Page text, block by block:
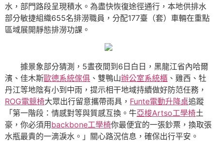
水，部門路段呈現積水。為盡快恢復途徑通行，本地供排水
部分敏捷組織655名排澇職員，分配177臺（套）車輛在重點
區域展開靜態排澇功課。
據景象部分猜測，5晝夜間到6日白日，黑龍江省內哈爾
濱、佳木斯歐德系統傢俱 、雙鴨山辦公室系統櫃 、雞西、牡
丹江等地陰有小到中雨，提示相干地域持續做好防范任務，
ROG電競椅大眾出行留意攜帶雨具， Funte電動升降桌追蹤
「第一階段：情感對等與質感互換。牛亞梭Artso工學椅土
豪，你必須用 backbone工學椅你最便宜的一張鈔票，換取張
水瓶最貴的一滴淚水。」關心路況信息，確保出行平安。